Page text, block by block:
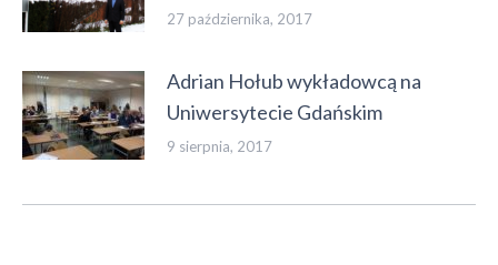
27 października, 2017
Adrian Hołub wykładowcą na
Uniwersytecie Gdańskim
9 sierpnia, 2017